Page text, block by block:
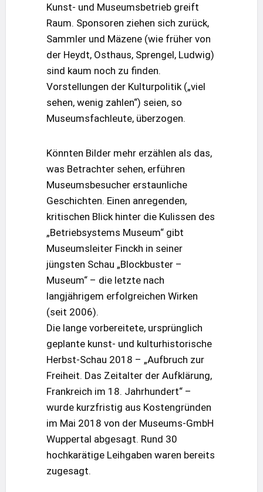
Kunst- und Museumsbetrieb greift
Raum. Sponsoren ziehen sich zurück,
Sammler und Mäzene (wie früher von
der Heydt, Osthaus, Sprengel, Ludwig)
sind kaum noch zu finden.
Vorstellungen der Kulturpolitik („viel
sehen, wenig zahlen“) seien, so
Museumsfachleute, überzogen.
Könnten Bilder mehr erzählen als das,
was Betrachter sehen, erführen
Museumsbesucher erstaunliche
Geschichten. Einen anregenden,
kritischen Blick hinter die Kulissen des
„Betriebsystems Museum“ gibt
Museumsleiter Finckh in seiner
jüngsten Schau „Blockbuster –
Museum“ – die letzte nach
langjährigem erfolgreichen Wirken
(seit 2006).
Die lange vorbereitete, ursprünglich
geplante kunst- und kulturhistorische
Herbst-Schau 2018 – „Aufbruch zur
Freiheit. Das Zeitalter der Aufklärung,
Frankreich im 18. Jahrhundert“ –
wurde kurzfristig aus Kostengründen
im Mai 2018 von der Museums-GmbH
Wuppertal abgesagt. Rund 30
hochkarätige Leihgaben waren bereits
zugesagt.